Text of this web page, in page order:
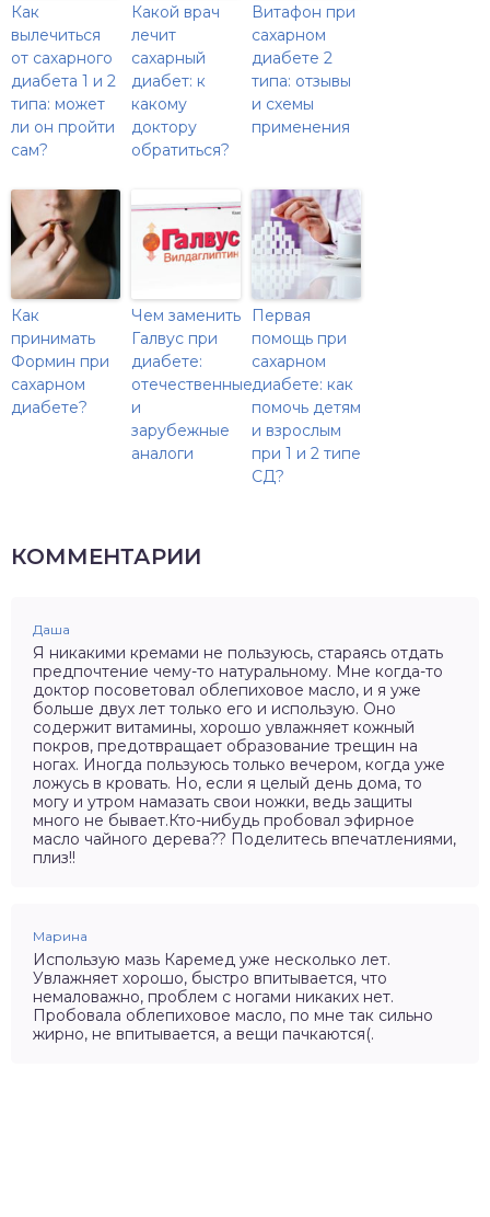
Как
вылечиться
от сахарного
диабета 1 и 2
типа: может
ли он пройти
сам?
Какой врач
лечит
сахарный
диабет: к
какому
доктору
обратиться?
Витафон при
сахарном
диабете 2
типа: отзывы
и схемы
применения
Как
принимать
Формин при
сахарном
диабете?
Чем заменить
Галвус при
диабете:
отечественные
и
зарубежные
аналоги
Первая
помощь при
сахарном
диабете: как
помочь детям
и взрослым
при 1 и 2 типе
СД?
КОММЕНТАРИИ
Даша
Я никакими кремами не пользуюсь, стараясь отдать
предпочтение чему-то натуральному. Мне когда-то
доктор посоветовал облепиховое масло, и я уже
больше двух лет только его и использую. Оно
содержит витамины, хорошо увлажняет кожный
покров, предотвращает образование трещин на
ногах. Иногда пользуюсь только вечером, когда уже
ложусь в кровать. Но, если я целый день дома, то
могу и утром намазать свои ножки, ведь защиты
много не бывает.Кто-нибудь пробовал эфирное
масло чайного дерева?? Поделитесь впечатлениями,
плиз!!
Марина
Использую мазь Каремед уже несколько лет.
Увлажняет хорошо, быстро впитывается, что
немаловажно, проблем с ногами никаких нет.
Пробовала облепиховое масло, по мне так сильно
жирно, не впитывается, а вещи пачкаются(.